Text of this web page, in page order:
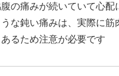
の痛みが続いていて心配
な鈍い痛みは、実際に筋
るため注意が必要です